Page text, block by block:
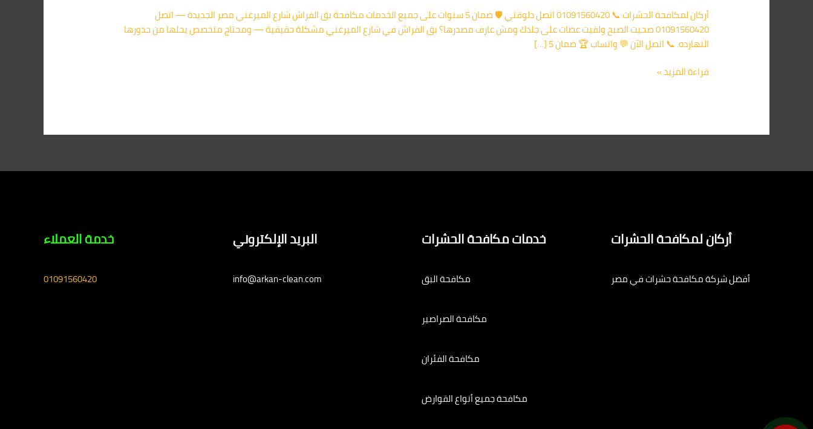
أركان لمكافحة الحشرات 📞 01091560420 اتصل دلوقتي 🛡️ ضمان 5 سنوات على جميع الخدمات مكافحة بق الفراش شارع الميرغني مصر الجديدة — اتصل
01091560420 صحيت الصبح ولقيت عضات على جلدك ومش عارف مصدرها؟ بق الفراش في شارع الميرغني مشكلة حقيقية — ومحتاج متخصص يحلها من جذورها
النهارده. 📞 اتصل الآن 💬 واتساب 🏆 ضمان 5 […]
قراءة المزيد »
أركان لمكافحة الحشرات
أفضل شركة مكافحة حشرات في مصر
خدمات مكافحة الحشرات
مكافحة البق
مكافحة الصراصير
مكافحة الفئران
مكافحة جميع أنواع القوارض
البريد الإلكتروني
info@arkan-clean.com
خدمة العملاء
01091560420